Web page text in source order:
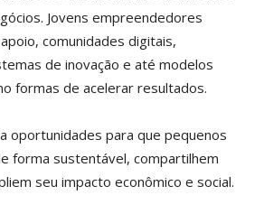
Jovens empreendedores
comunidades digitais,
de inovação e até modelos
formas de acelerar resultados.
oportunidades para que pequenos
forma sustentável, compartilhem
seu impacto econômico e social.